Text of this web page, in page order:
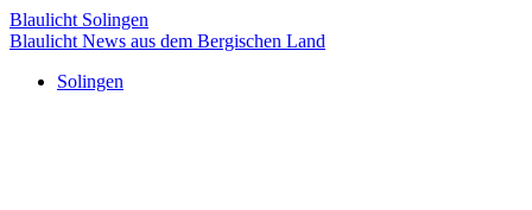
Blaulicht Solingen
Blaulicht News aus dem Bergischen Land
Solingen